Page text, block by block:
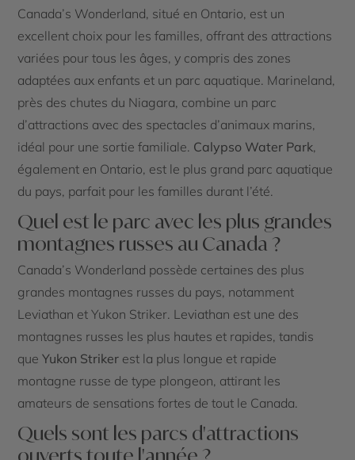
Canada’s Wonderland, situé en Ontario, est un
excellent choix pour les familles, offrant des attractions
variées pour tous les âges, y compris des zones
adaptées aux enfants et un parc aquatique. Marineland,
près des chutes du Niagara, combine un parc
d’attractions avec des spectacles d’animaux marins,
idéal pour une sortie familiale. Calypso Water Park,
également en Ontario, est le plus grand parc aquatique
du pays, parfait pour les familles durant l’été.
Quel est le parc avec les plus grandes
montagnes russes au Canada ?
Canada’s Wonderland possède certaines des plus
grandes montagnes russes du pays, notamment
Leviathan et Yukon Striker. Leviathan est une des
montagnes russes les plus hautes et rapides, tandis
queYukon Striker est la plus longue et rapide
montagne russe de type plongeon, attirant les
amateurs de sensations fortes de tout le Canada.
Quels sont les parcs d'attractions
ouverts toute l'année ?